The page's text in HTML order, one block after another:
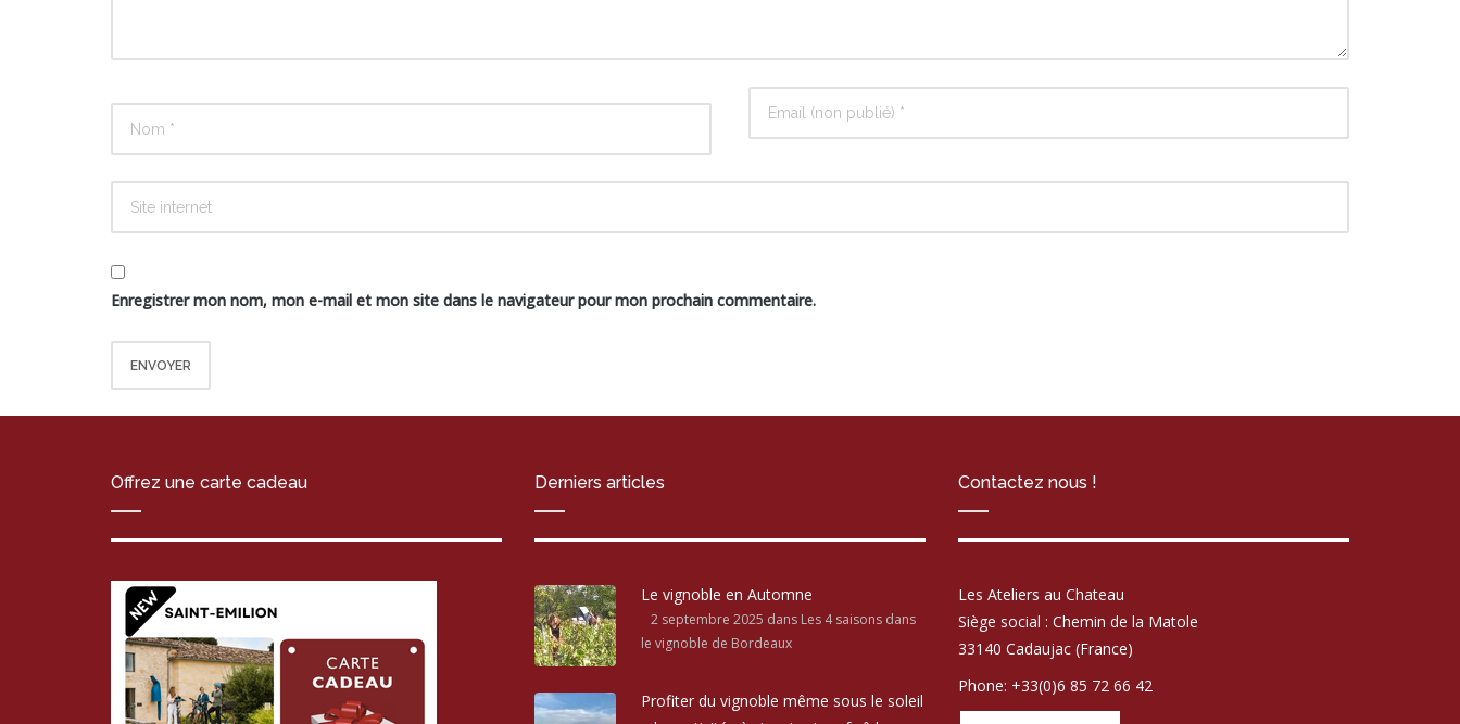
Enregistrer mon nom, mon e-mail et mon site dans le navigateur pour mon prochain commentaire.
Offrez une carte cadeau Derniers articles
Le vignoble en Automne
2 septembre 2025 dans Les 4 saisons dans
le vignoble de Bordeaux
Profiter du vignoble même sous le soleil
Contactez nous !
Les Ateliers au Chateau
Siège social : Chemin de la Matole
33140 Cadaujac (France)
Phone: +33(0)6 85 72 66 42